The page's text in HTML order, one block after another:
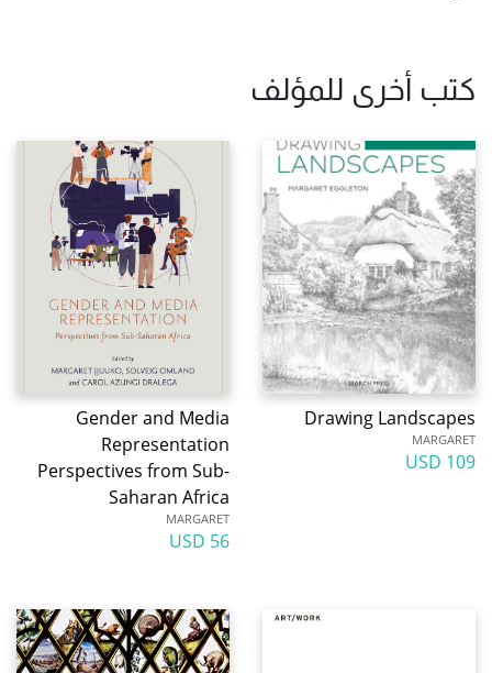
كتب أخرى للمؤلف
Drawing Landscapes
MARGARET
109 USD
Gender and Media
Representation
Perspectives from Sub-
Saharan Africa
MARGARET
56 USD